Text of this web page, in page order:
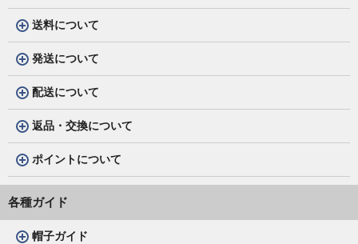
送料について
発送について
配送について
返品・交換について
ポイントについて
各種ガイド
帽子ガイド